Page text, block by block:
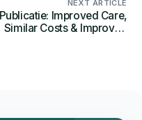
NEXT ARTICLE
Publicatie: Improved Care,
Similar Costs & Improved